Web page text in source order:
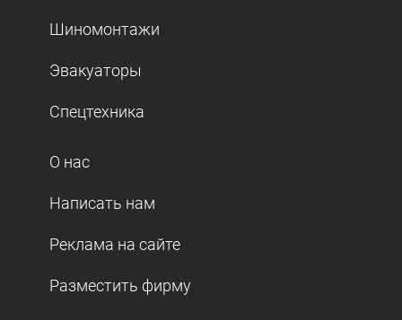
Шиномонтажи
Эвакуаторы
Спецтехника
О нас
Написать нам
Реклама на сайте
Разместить фирму